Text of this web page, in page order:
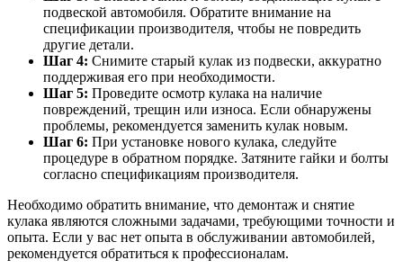
подвеской автомобиля. Обратите внимание на
спецификации производителя, чтобы не повредить
другие детали.
Шаг 4: Снимите старый кулак из подвески, аккуратно
поддерживая его при необходимости.
Шаг 5: Проведите осмотр кулака на наличие
повреждений, трещин или износа. Если обнаружены
проблемы, рекомендуется заменить кулак новым.
Шаг 6: При установке нового кулака, следуйте
процедуре в обратном порядке. Затяните гайки и болты
согласно спецификациям производителя.
Необходимо обратить внимание, что демонтаж и снятие
кулака являются сложными задачами, требующими точности и
опыта. Если у вас нет опыта в обслуживании автомобилей,
рекомендуется обратиться к профессионалам.